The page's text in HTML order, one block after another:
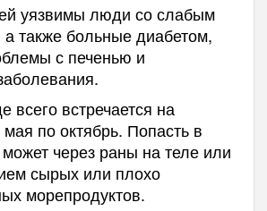
уязвимы люди со слабым
также больные диабетом,
с печенью и
всего встречается на
по октябрь. Попасть в
через раны на теле или
сырых или плохо
морепродуктов.